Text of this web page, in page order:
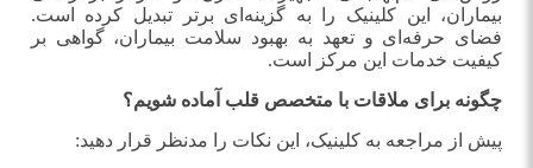
بیماران، این کلینیک را به گزینه‌ای برتر تبدیل کرده است.
فضای حرفه‌ای و تعهد به بهبود سلامت بیماران، گواهی بر
کیفیت خدمات این مرکز است.
چگونه برای ملاقات با متخصص قلب آماده شویم؟
پیش از مراجعه به کلینیک، این نکات را مدنظر قرار دهید: